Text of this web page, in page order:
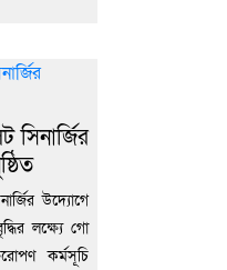
সিনার্জির
উদ্যোগে
লক্ষ্যে গো
কর্মসূচি